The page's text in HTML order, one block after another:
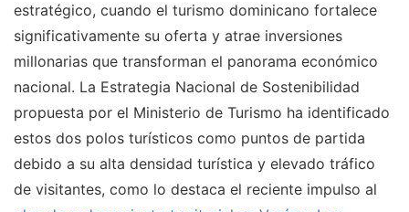
estratégico, cuando el turismo dominicano fortalece
significativamente su oferta y atrae inversiones
millonarias que transforman el panorama económico
nacional. La Estrategia Nacional de Sostenibilidad
propuesta por el Ministerio de Turismo ha identificado
estos dos polos turísticos como puntos de partida
debido a su alta densidad turística y elevado tráfico
de visitantes, como lo destaca el reciente impulso al